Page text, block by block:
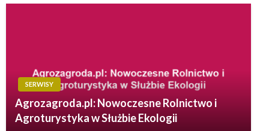
SERWISY
Agrozagroda.pl: Nowoczesne Rolnictwo i
Agroturystyka w Służbie Ekologii